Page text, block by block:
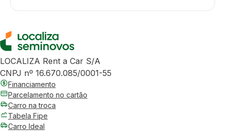
LOCALIZA Rent a Car S/A
CNPJ nº 16.670.085/0001-55
Financiamento
Parcelamento no cartão
Carro na troca
Tabela Fipe
Carro Ideal